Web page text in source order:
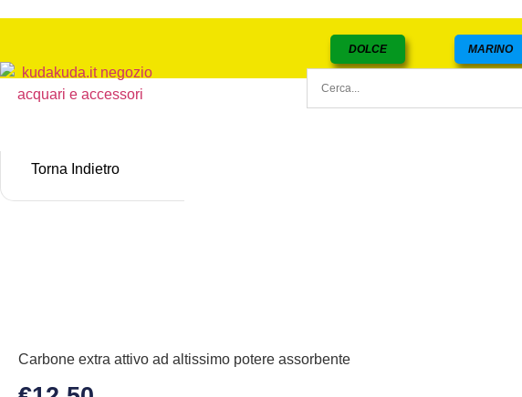
DOLCE MARINO
Torna Indietro
Carbone extra attivo ad altissimo potere assorbente